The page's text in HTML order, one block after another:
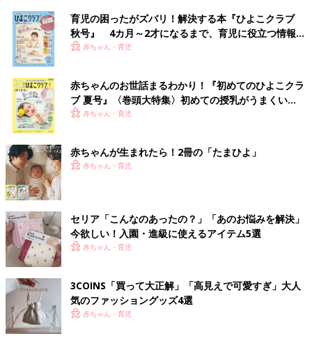
育児の困ったがズバリ！解決する本『ひよこクラブ
秋号』 4カ月～2才になるまで、育児に役立つ情報が
いっぱい！
赤ちゃん・育児
赤ちゃんのお世話まるわかり！『初めてのひよこクラ
ブ 夏号』〈巻頭大特集〉初めての授乳がうまくい
く！ おっぱい・ミルクの基本と夏のトラブル 解決テ
赤ちゃん・育児
赤ちゃんが生まれたら！2冊の「たまひよ」
赤ちゃん・育児
セリア「こんなのあったの？」「あのお悩みを解決」
今欲しい！入園・進級に使えるアイテム5選
赤ちゃん・育児
3COINS「買って大正解」「高見えで可愛すぎ」大人
気のファッショングッズ4選
赤ちゃん・育児